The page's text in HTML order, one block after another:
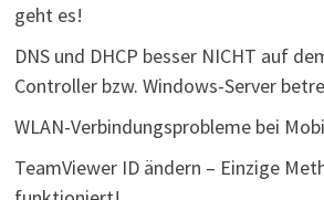
geht es!
DNS und DHCP besser NICHT auf
Controller bzw. Windows-Server
WLAN-Verbindungsprobleme bei
TeamViewer ID ändern – Einzige